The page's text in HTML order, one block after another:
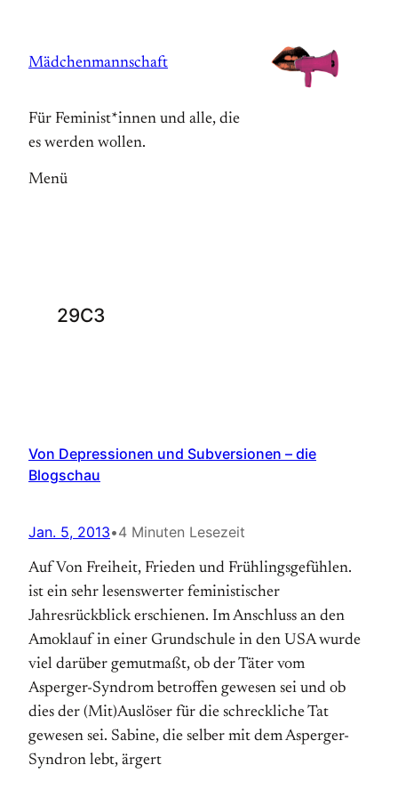
springen
Mädchenmannschaft
Für Feminist*innen und alle, die
es werden wollen.
Menü
29C3
Von Depressionen und Subversionen – die
Blogschau
Jan. 5, 2013•4 Minuten Lesezeit
Auf Von Freiheit, Frieden und Frühlingsgefühlen.
ist ein sehr lesenswerter feministischer
Jahresrückblick erschienen. Im Anschluss an den
Amoklauf in einer Grundschule in den USA wurde
viel darüber gemutmaßt, ob der Täter vom
Asperger-Syndrom betroffen gewesen sei und ob
dies der (Mit)Auslöser für die schreckliche Tat
gewesen sei. Sabine, die selber mit dem Asperger-
Syndron lebt, ärgert